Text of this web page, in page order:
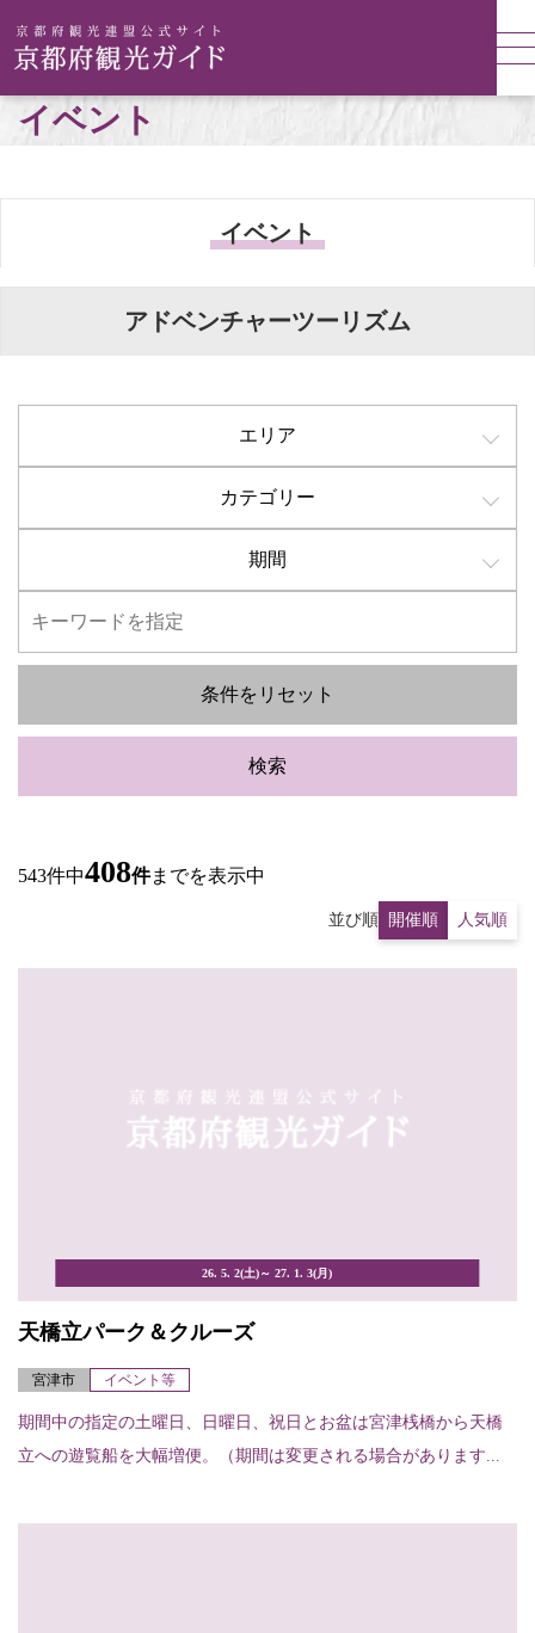
イベント
イベント
アドベンチャーツーリズム
エリア
カテゴリー
期間
条件をリセット
検索
543件中408件までを表示中
並び順 開催順 人気順
26. 5. 2(土)～ 27. 1. 3(月)
天橋立パーク＆クルーズ
宮津市 イベント等
期間中の指定の土曜日、日曜日、祝日とお盆は宮津桟橋から天橋
立への遊覧船を大幅増便。（期間は変更される場合があります...